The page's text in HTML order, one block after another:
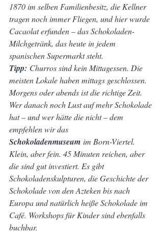
1870 im selben Familienbesitz, die Kellner
tragen noch immer Fliegen, und hier wurde
Cacaolat erfunden – das Schokoladen-
Milchgetränk, das heute in jedem
spanischen Supermarkt steht.
Tipp: Churros sind kein Mittagessen. Die
meisten Lokale haben mittags geschlossen.
Morgens oder abends ist die richtige Zeit.
Wer danach noch Lust auf mehr Schokolade
hat – und wer hätte die nicht – dem
empfehlen wir das
Schokoladenmuseum im Born-Viertel.
Klein, aber fein. 45 Minuten reichen, aber
die sind gut investiert. Es gibt
Schokoladenskulpturen, die Geschichte der
Schokolade von den Azteken bis nach
Europa und natürlich heiße Schokolade im
Café. Workshops für Kinder sind ebenfalls
buchbar.